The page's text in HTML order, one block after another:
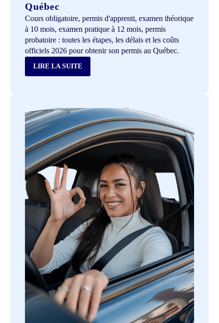
Québec
Cours obligatoire, permis d'apprenti, examen théorique
à 10 mois, examen pratique à 12 mois, permis
probatoire : toutes les étapes, les délais et les coûts
officiels 2026 pour obtenir son permis au Québec.
LIRE LA SUITE